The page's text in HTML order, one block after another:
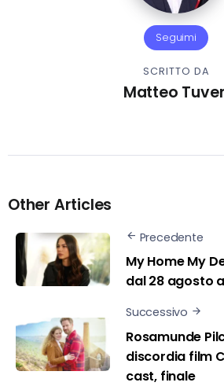
Seguimi
SCRITTO DA
Matteo
Other Articles
Precedente
My Home My
dal 28 agosto
Successivo
Rosamunde
discordia film
cast, finale